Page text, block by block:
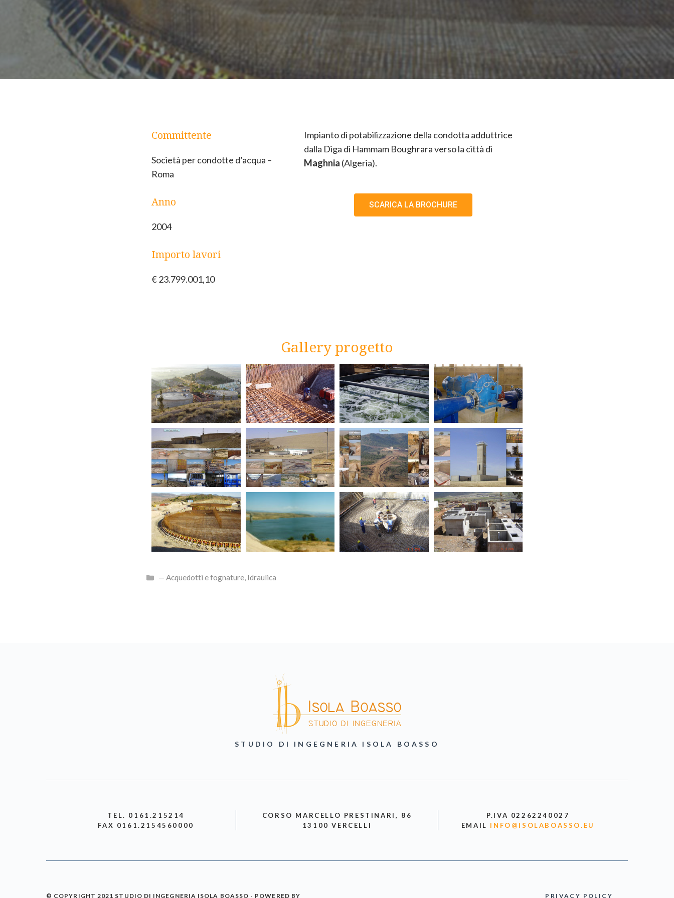
Committente
Società per condotte d’acqua –
Roma
Anno
2004
Importo lavori
€ 23.799.001,10
Impianto di potabilizzazione della condotta adduttrice
dalla Diga di Hammam Boughrara verso la città di
Maghnia (Algeria).
SCARICA LA BROCHURE
Gallery progetto
— Acquedotti e fognature, Idraulica
STUDIO DI INGEGNERIA ISOLA BOASSO
TEL. 0161.215214
FAX 0161.2154560000
CORSO MARCELLO PRESTINARI, 86
13100 VERCELLI
P.IVA 02262240027
EMAIL INFO@ISOLABOASSO.EU
© COPYRIGHT 2021 STUDIO DI INGEGNERIA ISOLA BOASSO - POWERED BY PRIVACY POLICY